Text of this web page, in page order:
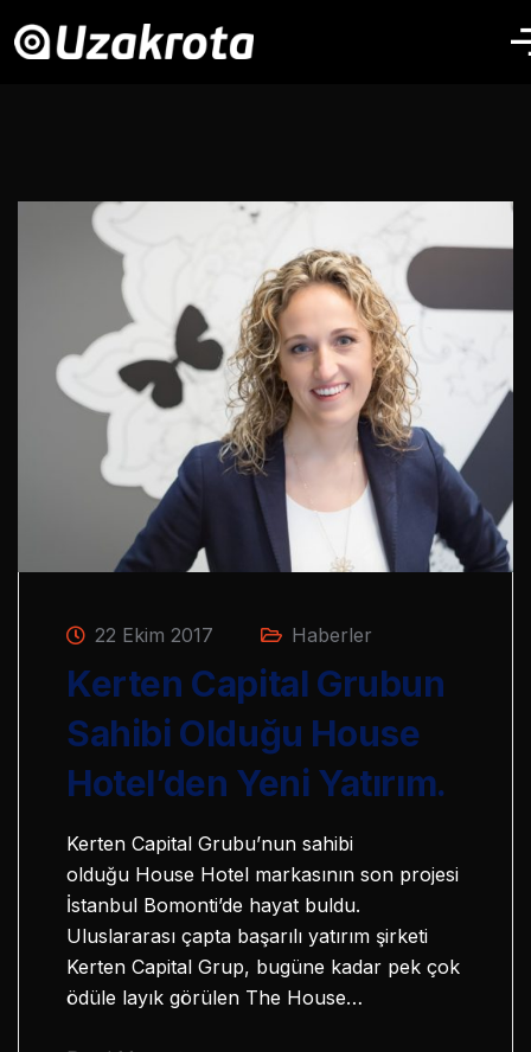
22 Ekim 2017 Haberler
Kerten Capital Grubun
Sahibi Olduğu House
Hotel’den Yeni Yatırım.
Kerten Capital Grubu’nun sahibi
olduğu House Hotel markasının son projesi
İstanbul Bomonti’de hayat buldu.
Uluslararası çapta başarılı yatırım şirketi
Kerten Capital Grup, bugüne kadar pek çok
ödüle layık görülen The House…